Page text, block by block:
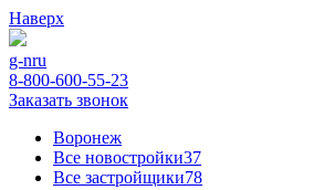
Наверх
g-nru
8-800-600-55-23
Заказать звонок
Воронеж
Все новостройки37
Все застройщики78